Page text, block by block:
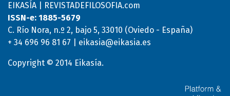
EIKASÍA | REVISTADEFILOSOFIA.com
ISSN-e: 1885-5679
C. Río Nora, n.º 2, bajo 5, 33010 (Oviedo - España)
+ 34 696 96 81 67 | eikasia@eikasia.es
Copyright © 2014 Eikasía.